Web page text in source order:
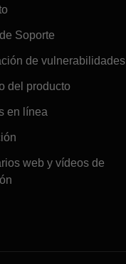
Soporte
de vulnerabilidades
del producto
en línea
web y vídeos de